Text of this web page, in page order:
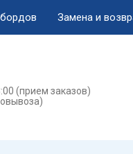
Замена и
(прием заказов)